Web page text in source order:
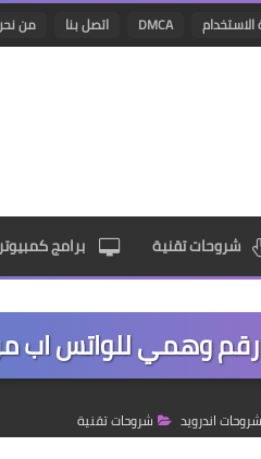
الاستخدام DMCA اتصل بنا من
شروحات تقنية برامج كمبيوتر
وهمي للواتس اب من
شروحات اندرويد شروحات تقنية